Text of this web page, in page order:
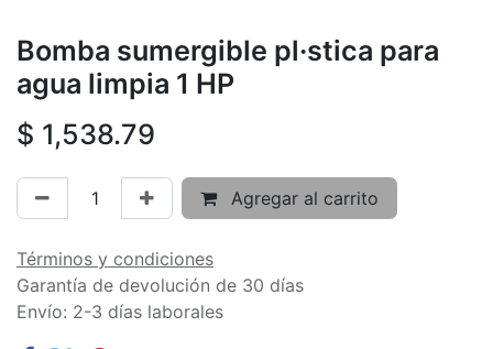
Bomba sumergible pl·stica para
agua limpia 1 HP
$ 1,538.79
Agregar al carrito
Términos y condiciones
Garantía de devolución de 30 días
Envío: 2-3 días laborales